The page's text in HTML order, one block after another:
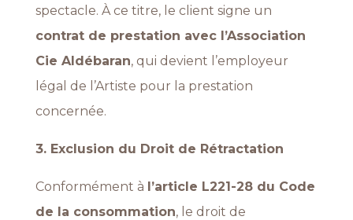
spectacle. À ce titre, le client signe un
contrat de prestation avec l’Association
Cie Aldébaran, qui devient l’employeur
légal de l’Artiste pour la prestation
concernée.
3. Exclusion du Droit de Rétractation
Conformément à l’article L221-28 du Code
de la consommation, le droit de